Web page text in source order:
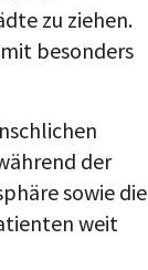
zu ziehen.
besonders
der
sowie die
weit